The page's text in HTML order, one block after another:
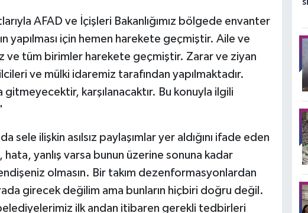
AFAD ve İçişleri Bakanlığımız bölgede envanter
yapılması için hemen harekete geçmiştir. Aile ve
ve tüm birimler harekete geçmiştir. Zarar ve ziyan
ve mülki idaremiz tarafından yapılmaktadır.
gitmeyecektir, karşılanacaktır. Bu konuyla ilgili
sele ilişkin asılsız paylaşımlar yer aldığını ifade eden
yanlış varsa bunun üzerine sonuna kadar
olmasın. Bir takım dezenformasyonlardan
girecek değilim ama bunların hiçbiri doğru değil.
ilk andan itibaren gerekli tedbirleri